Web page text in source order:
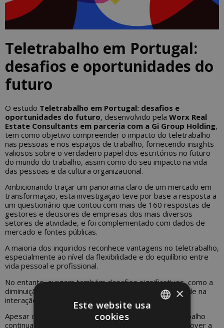
Teletrabalho em Portugal:
desafios e oportunidades do
futuro
O estudo Teletrabalho em Portugal: desafios e
oportunidades do futuro, desenvolvido pela Worx Real
Estate Consultants em parceria com a Gi Group Holding,
tem como objetivo compreender o impacto do teletrabalho
nas pessoas e nos espaços de trabalho, fornecendo insights
valiosos sobre o verdadeiro papel dos escritórios no futuro
do mundo do trabalho, assim como do seu impacto na vida
das pessoas e da cultura organizacional.
Ambicionando traçar um panorama claro de um mercado em
transformação, esta investigação teve por base a resposta a
um questionário que contou com mais de 160 respostas de
gestores e decisores de empresas dos mais diversos
setores de atividade, e foi complementado com dados de
mercado e fontes públicas.
A maioria dos inquiridos reconhece vantagens no teletrabalho,
especialmente ao nível da flexibilidade e do equilíbrio entre
vida pessoal e profissional.
No entanto, surgem também desafios significativos, como a
diminuição da ligação à cultura da empresa e dificuldade na
interação entre equipas.
Apesar da crescente digitalização, os espaços de trabalho
continuam a ser vistos como fundamentais para promover a
×
Este website usa
cookies